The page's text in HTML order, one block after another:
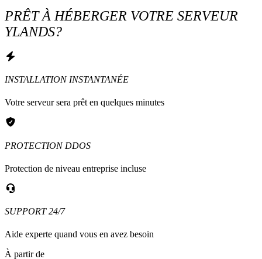
PRÊT À HÉBERGER VOTRE SERVEUR
YLANDS?
INSTALLATION INSTANTANÉE
Votre serveur sera prêt en quelques minutes
PROTECTION DDOS
Protection de niveau entreprise incluse
SUPPORT 24/7
Aide experte quand vous en avez besoin
À partir de